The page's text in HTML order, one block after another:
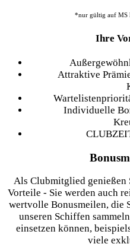
*nur gültig auf MS
Ihre
Attraktive
Individuelle
Als Clubmitglied
Vorteile - Sie werden auch
wertvolle Bonusmeilen, die
unseren Schiffen
einsetzen können,
viele